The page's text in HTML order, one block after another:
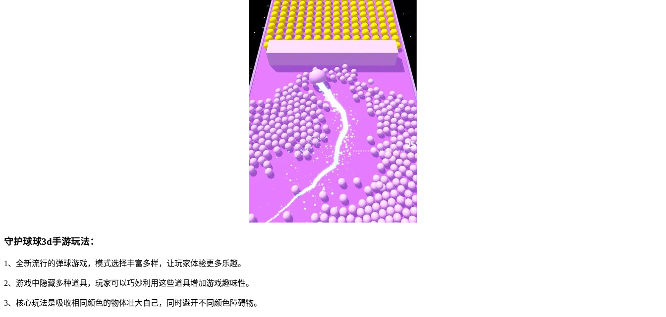
守护球球3d手游玩法：
1、全新流行的弹球游戏，模式选择丰富多样，让玩家体验更多乐趣。
2、游戏中隐藏多种道具，玩家可以巧妙利用这些道具增加游戏趣味性。
3、核心玩法是吸收相同颜色的物体壮大自己，同时避开不同颜色障碍物。